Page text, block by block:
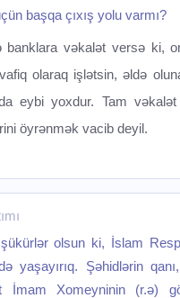
başqa çıxış yolu varmı?
vəkalət versə ki,
olaraq işlətsin, əldə
eybi yoxdur. Tam vəkalət
öyrənmək vacib deyil.‌
olsun ki, İslam
yaşayırıq. Şəhidlərin
İmam Xomeyninin (r.ə)